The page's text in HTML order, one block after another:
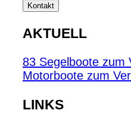
Kontakt
AKTUELL
83 Segelboote zum
Motorboote zum
LINKS